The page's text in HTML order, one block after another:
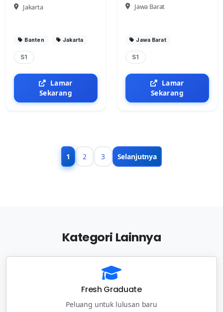
Jakarta
Banten Jakarta
S1
Lamar
Sekarang
Jawa Barat
Jawa Barat
S1
Lamar
Sekarang
1 2 3 Selanjutnya
Kategori Lainnya
Fresh Graduate
Peluang untuk lulusan baru